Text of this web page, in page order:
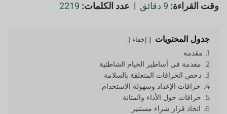
وقت القراءة: 9 دقائق | عدد الكلمات: 2219
جدول المحتويات إخفاء
1. مقدمة
2. مقدمة في أساطير الخيام الشاطئية
3. دحض الخرافات المتعلقة بالسلامة
4. خرافات الإعداد وسهولة الاستخدام
5. خرافات حول الأداء والمتانة
6. اتخاذ قرار شراء مستنير